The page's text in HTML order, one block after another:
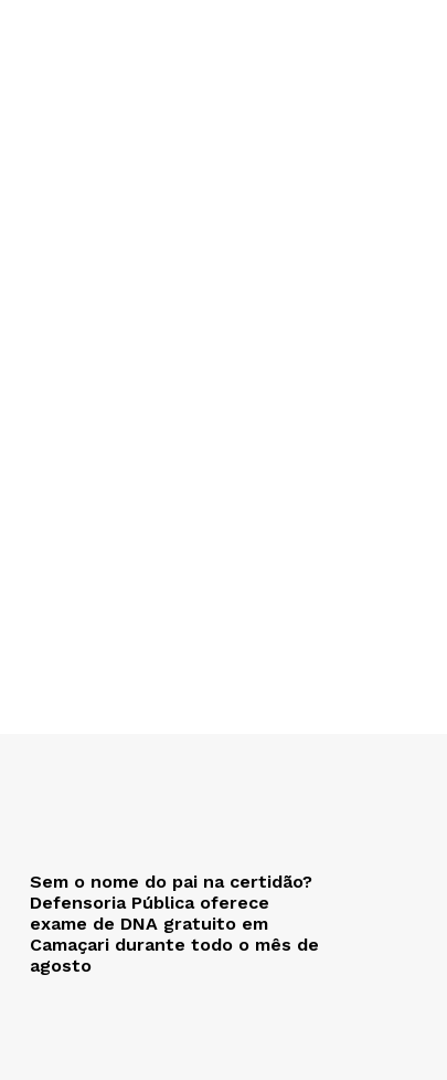
Sem o nome do pai na certidão?
Defensoria Pública oferece
exame de DNA gratuito em
Camaçari durante todo o mês de
agosto